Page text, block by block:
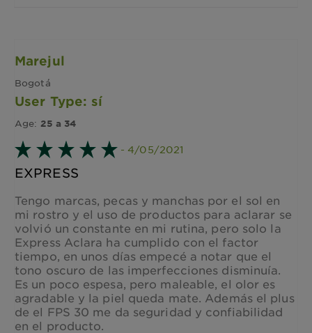
Marejul
Bogotá
User Type: sí
Age: 25 a 34
- 4/05/2021
EXPRESS
Tengo marcas, pecas y manchas por el sol en
mi rostro y el uso de productos para aclarar se
volvió un constante en mi rutina, pero solo la
Express Aclara ha cumplido con el factor
tiempo, en unos días empecé a notar que el
tono oscuro de las imperfecciones disminuía.
Es un poco espesa, pero maleable, el olor es
agradable y la piel queda mate. Además el plus
de el FPS 30 me da seguridad y confiabilidad
en el producto.